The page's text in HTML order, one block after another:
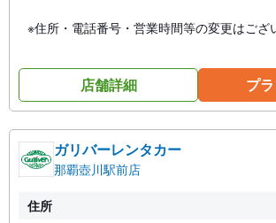
※住所・電話番号・営業時間等の変更はござ
店舗詳細 プ
ガリバーレンタカー
那覇壺川駅前店
住所